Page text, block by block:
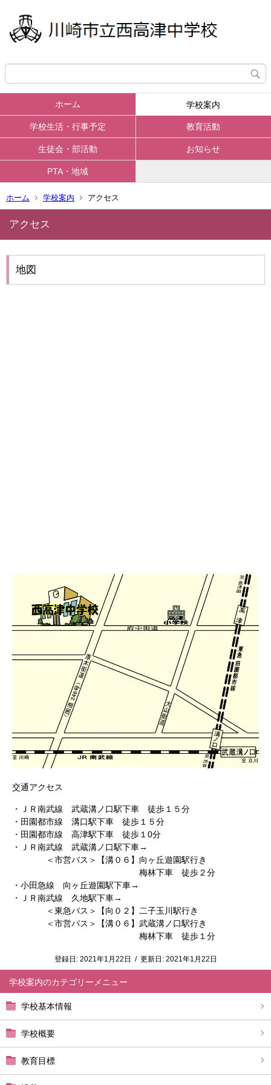
ホーム 学校案内
学校生活・行事予定 教育活動
生徒会・部活動 お知らせ
PTA・地域
ホーム 学校案内 アクセス
学校案内
学校基本情報
学校概要
教育目標
アクセス
地図
交通アクセス
・ＪＲ南武線 武蔵溝ノ口駅下車 徒歩１５分
・田園都市線 溝口駅下車 徒歩１５分
・田園都市線 高津駅下車 徒歩１0分
・ＪＲ南武線 武蔵溝ノ口駅下車→
＜市営バス＞【溝０６】向ヶ丘遊園駅行き
梅林下車 徒歩２分
・小田急線 向ヶ丘遊園駅下車→
・ＪＲ南武線 久地駅下車→
＜東急バス＞【向０２】二子玉川駅行き
＜市営バス＞【溝０６】武蔵溝ノ口駅行き
梅林下車 徒歩１分
登録日: 2021年1月22日 / 更新日: 2021年1月22日